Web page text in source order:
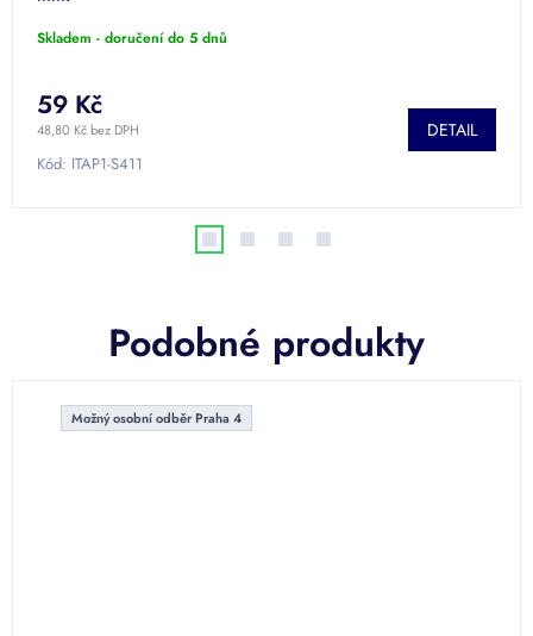
Skladem - doručení do 5 dnů
48,80 Kč bez DPH
59 Kč
DETAIL
Kód: ITAP1-S411
Podobné produkty
Možný osobní odběr Praha 4